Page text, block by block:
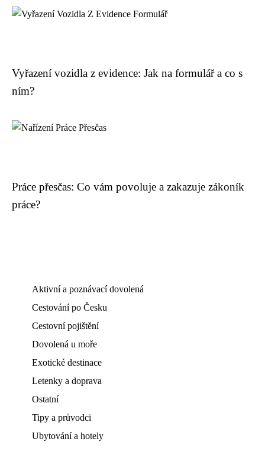
Vyřazení vozidla z evidence: Jak na formulář a co s
ním?
Práce přesčas: Co vám povoluje a zakazuje zákoník
práce?
Aktivní a poznávací dovolená
Cestování po Česku
Cestovní pojištění
Dovolená u moře
Exotické destinace
Letenky a doprava
Ostatní
Tipy a průvodci
Ubytování a hotely